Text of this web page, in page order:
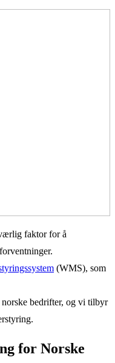
faktor for å
(WMS), som
bedrifter, og vi tilbyr
for Norske